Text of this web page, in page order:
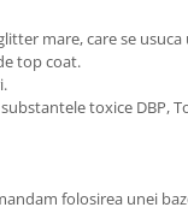
mare, care se
top coat.
toxice DBP,
folosirea unei